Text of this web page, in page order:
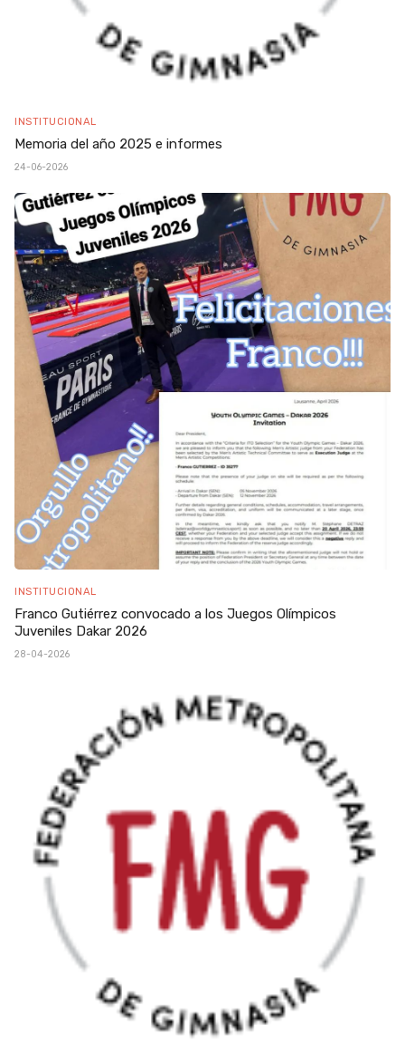
INSTITUCIONAL
Memoria del año 2025 e informes
24-06-2026
INSTITUCIONAL
Franco Gutiérrez convocado a los Juegos Olímpicos
Juveniles Dakar 2026
28-04-2026